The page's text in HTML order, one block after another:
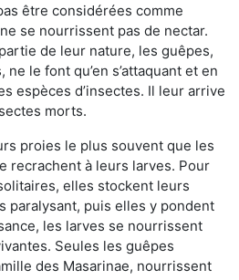
être considérées comme
se nourrissent pas de nectar.
de leur nature, les guêpes,
le font qu’en s’attaquant et en
espèces d’insectes. Il leur arrive
morts.
proies le plus souvent que les
recrachent à leurs larves. Pour
elles stockent leurs
paralysant, puis elles y pondent
les larves se nourrissent
Seules les guêpes
des Masarinae, nourrissent